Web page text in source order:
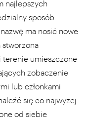
najlepszych
sposób.
ma nosić nowe
terenie umieszczone
zobaczenie
lub członkami
się co najwyżej
od siebie